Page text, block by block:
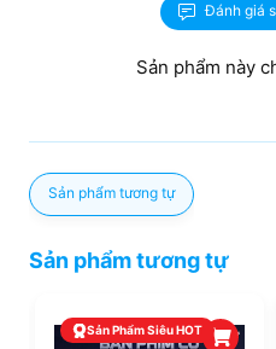
Đánh giá
Sản phẩm này
Sản phẩm tương tự
Sản phẩm tương tự
Sản Phẩm Siêu HOT